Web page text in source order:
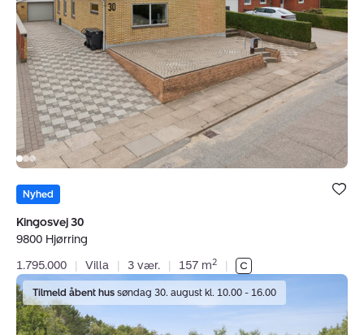
Hjørring
Bolig er
under dine
Nyhed
Kingosvej 30
9800 Hjørring
1.795.000
| Villa | 3 vær. | 157 m2 |
Fritidshus:
Strandgårdsvej
10,
Tilmeld åbent hus søndag 30. august kl. 10.00 - 16.00